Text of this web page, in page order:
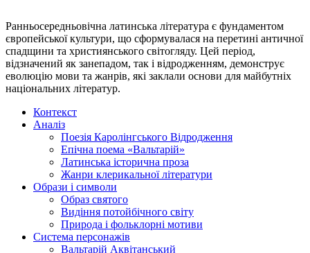
Ранньосередньовічна латинська література є фундаментом
європейської культури, що сформувалася на перетині античної
спадщини та християнського світогляду. Цей період,
відзначений як занепадом, так і відродженням, демонструє
еволюцію мови та жанрів, які заклали основи для майбутніх
національних літератур.
Контекст
Аналіз
Поезія Каролінгського Відродження
Епічна поема «Вальтарій»
Латинська історична проза
Жанри клерикальної літератури
Образи і символи
Образ святого
Видіння потойбічного світу
Природа і фольклорні мотиви
Система персонажів
Вальтарій Аквітанський